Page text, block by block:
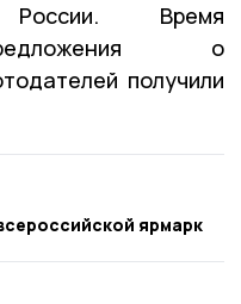
Время
о
получили
ярмарк